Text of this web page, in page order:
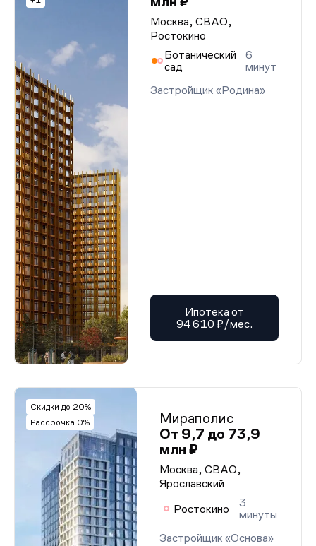
Москва, СВАО,
Ростокино
Ботанический
сад
6
минут
Застройщик «Родина»
Ипотека от
94 610 ₽/мес.
Скидки до 20%
Рассрочка 0%
Мираполис
От 9,7 до 73,9
млн ₽
Москва, СВАО,
Ярославский
Ростокино
3
минуты
Застройщик «Основа»